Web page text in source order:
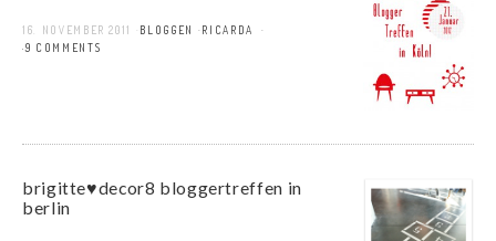
16. NOVEMBER 2011 BLOGGEN
RICARDA
49 COMMENTS
brigitte♥decor8 bloggertreffen in
berlin